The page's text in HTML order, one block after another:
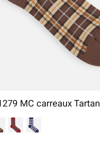
MC carreaux Tartan